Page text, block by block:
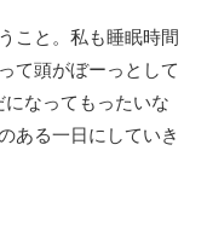
こと。私も睡眠時間
て頭がぼーっとして
なってもったいな
ある一日にしていき